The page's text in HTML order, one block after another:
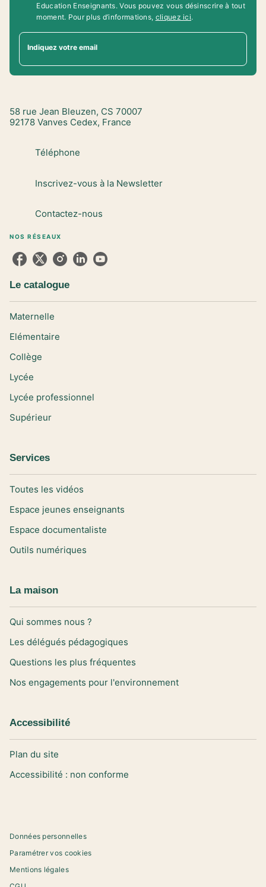
Education Enseignants. Vous pouvez vous désinscrire à tout
moment. Pour plus d’informations, cliquez ici.
Indiquez votre email
58 rue Jean Bleuzen, CS 70007
92178 Vanves Cedex, France
Téléphone
Inscrivez-vous à la Newsletter
Contactez-nous
NOS RÉSEAUX
Le catalogue
Maternelle
Elémentaire
Collège
Lycée
Lycée professionnel
Supérieur
Services
Toutes les vidéos
Espace jeunes enseignants
Espace documentaliste
Outils numériques
La maison
Qui sommes nous ?
Les délégués pédagogiques
Questions les plus fréquentes
Nos engagements pour l'environnement
Accessibilité
Plan du site
Accessibilité : non conforme
Données personnelles
Paramétrer vos cookies
Mentions légales